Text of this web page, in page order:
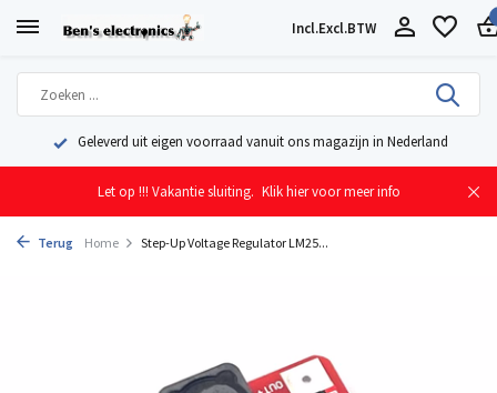
Incl.Excl.BTW
Geleverd uit eigen voorraad vanuit ons magazijn in Nederland
Let op !!! Vakantie sluiting. Klik hier voor meer info
Terug Home Step-Up Voltage Regulator LM25...